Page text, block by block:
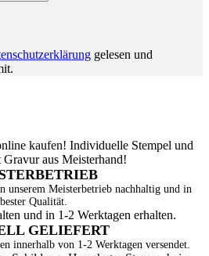
gelesen und
Meisterbetrieb nachhaltig und in
bester Qualität.
GELIEFERT
innerhalb von 1-2 Werktagen versendet.